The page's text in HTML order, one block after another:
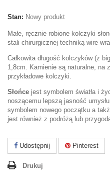
Stan: Nowy produkt
Małe, ręcznie robione kolczyki
stali chirurgicznej techniką wire
Całkowita długość kolczyków (z
1,8cm. Kamienie są naturalne, na
przykładowe kolczyki.
Słońce jest symbolem światła i
noszącemu lepszą jasność
symbolem nowego początku a
jest również z podróżą lub
Udostępnij Pinterest
Drukuj